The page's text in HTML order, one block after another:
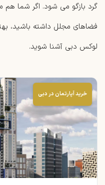
گرد بازگو می شود. اگر شما هم
فضاهای مجلل داشته باشید،
لوکس دبی آشنا شوید.
خرید آپارتمان در دبی